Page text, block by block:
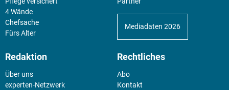
4 Wände
Chefsache
Fürs Alter
Mediadaten 2026
Redaktion
Über uns
experten-Netzwerk
Rechtliches
Abo
Kontakt